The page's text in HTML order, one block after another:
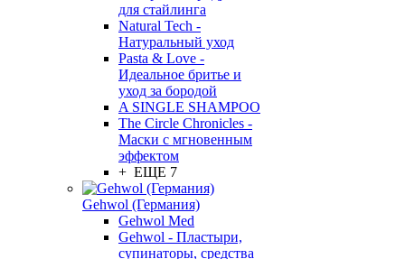
для стайлинга
Natural Tech -
Натуральный уход
Pasta & Love -
Идеальное бритье и
уход за бородой
A SINGLE SHAMPOO
The Circle Chronicles -
Маски с мгновенным
эффектом
+ ЕЩЕ 7
Gehwol (Германия)
Gehwol Med
Gehwol - Пластыри,
супинаторы, средства